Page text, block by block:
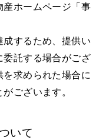
産ホームページ「事
するため、提供い
委託する場合がござ
求められた場合に
ございます。
いて